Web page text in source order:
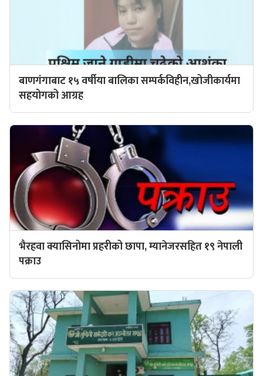
बाणगंगाबाट १५ वर्षीया बालिका सम्पर्कविहीन,खोजीकार्यमा
सहयोगको आग्रह
भैरहवा क्यासिनोमा प्रहरीको छापा, म्यानेजरसहित १९ नेपाली
पक्राउ